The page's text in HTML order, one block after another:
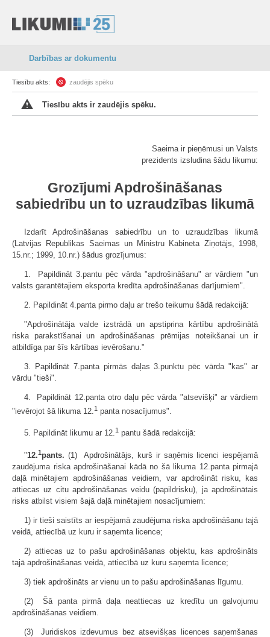
Darbības ar dokumentu
Tiesību akts: zaudējis spēku
Tiesību akts ir zaudējis spēku.
Saeima ir pieņēmusi un Valsts
prezidents izsludina šādu likumu:
Grozījumi Apdrošināšanas
sabiedrību un to uzraudzības likumā
Izdarīt Apdrošināšanas sabiedrību un to uzraudzības likumā
(Latvijas Republikas Saeimas un Ministru Kabineta Ziņotājs, 1998,
15.nr.; 1999, 10.nr.) šādus grozījumus:
1. Papildināt 3.pantu pēc vārda "apdrošināšanu" ar vārdiem "un
valsts garantētajiem eksporta kredīta apdrošināšanas darījumiem".
2. Papildināt 4.panta pirmo daļu ar trešo teikumu šādā redakcijā:
"Apdrošinātāja valde izstrādā un apstiprina kārtību apdrošinātā
riska parakstīšanai un apdrošināšanas prēmijas noteikšanai un ir
atbildīga par šīs kārtības ievērošanu."
3. Papildināt 7.panta pirmās daļas 3.punktu pēc vārda "kas" ar
vārdu "tieši".
4. Papildināt 12.panta otro daļu pēc vārda "atsevišķi" ar vārdiem
"ievērojot šā likuma 12.1 panta nosacījumus".
5. Papildināt likumu ar 12.1 pantu šādā redakcijā:
"12.1pants. (1) Apdrošinātājs, kurš ir saņēmis licenci iespējamā
zaudējuma riska apdrošināšanai kādā no šā likuma 12.panta pirmajā
daļā minētajiem apdrošināšanas veidiem, var apdrošināt risku, kas
attiecas uz citu apdrošināšanas veidu (papildrisku), ja apdrošinātais
risks atbilst visiem šajā daļā minētajiem nosacījumiem:
1) ir tieši saistīts ar iespējamā zaudējuma riska apdrošināšanu tajā
veidā, attiecībā uz kuru ir saņemta licence;
2) attiecas uz to pašu apdrošināšanas objektu, kas apdrošināts
tajā apdrošināšanas veidā, attiecībā uz kuru saņemta licence;
3) tiek apdrošināts ar vienu un to pašu apdrošināšanas līgumu.
(2) Šā panta pirmā daļa neattiecas uz kredītu un galvojumu
apdrošināšanas veidiem.
(3) Juridiskos izdevumus bez atsevišķas licences saņemšanas